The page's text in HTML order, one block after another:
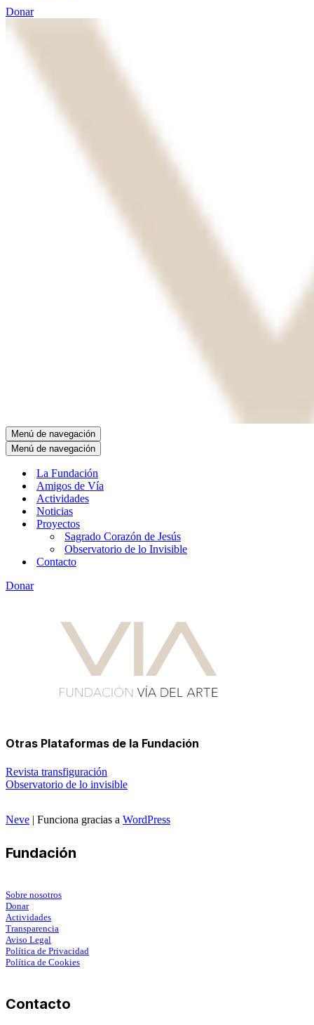
Donar
Menú de navegación
Menú de navegación
La Fundación
Amigos de Vía
Actividades
Noticias
Proyectos
Sagrado Corazón de Jesús
Observatorio de lo Invisible
Contacto
Donar
Otras Plataformas de la Fundación
Revista transfiguración
Observatorio de lo invisible
Neve | Funciona gracias a WordPress
Fundación
Sobre nosotros
Donar
Actividades
Transparencia
Aviso Legal
Política de Privacidad
Política de Cookies
Contacto